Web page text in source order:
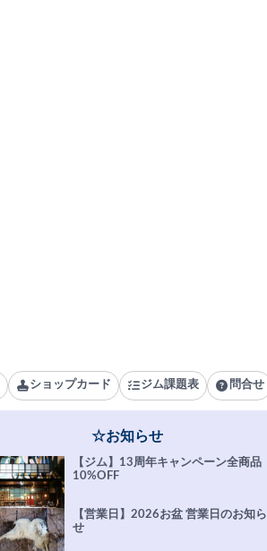
ショップカード ジム課題表 問合せ
☆お知らせ
【ジム】13周年キャンペーン全商品
10%OFF
【営業日】2026お盆 営業日のお知ら
せ